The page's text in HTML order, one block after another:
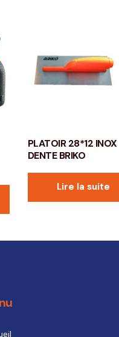
PLATOIR 28*12 INOX
DENTE BRIKO
Lire la suite